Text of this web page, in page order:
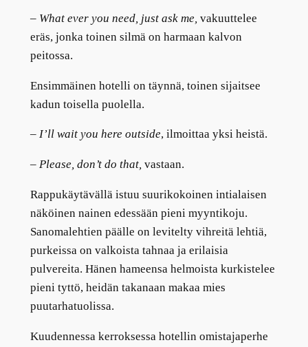
–What ever you need, just ask me, vakuuttelee
eräs, jonka toinen silmä on harmaan kalvon
peitossa.
Ensimmäinen hotelli on täynnä, toinen sijaitsee
kadun toisella puolella.
–I’ll wait you here outside, ilmoittaa yksi heistä.
–Please, don’t do that, vastaan.
Rappukäytävällä istuu suurikokoinen intialaisen
näköinen nainen edessään pieni myyntikoju.
Sanomalehtien päälle on levitelty vihreitä lehtiä,
purkeissa on valkoista tahnaa ja erilaisia
pulvereita. Hänen hameensa helmoista kurkistelee
pieni tyttö, heidän takanaan makaa mies
puutarhatuolissa.
Kuudennessa kerroksessa hotellin omistajaperhe